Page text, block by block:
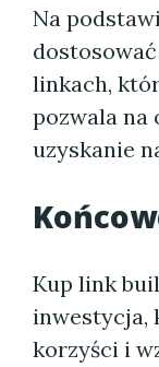
Na
linkach,
pozwala
uzyskanie
Kup link
inwestycja,
korzyści i